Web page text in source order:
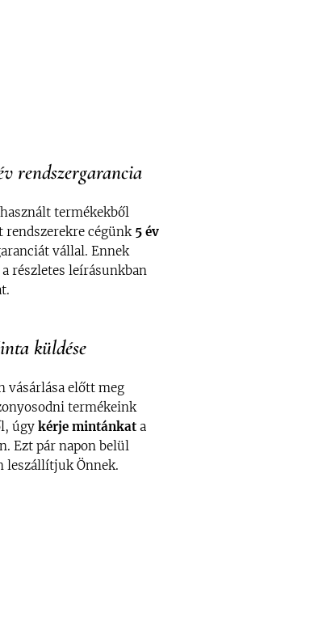
rendszergarancia
termékekből
rendszerekre cégünk 5 év
vállal. Ennek
részletes leírásunkban
küldése
vásárlása előtt meg
termékeink
úgy kérjemintánkat a
Ezt pár napon belül
leszállítjuk Önnek.